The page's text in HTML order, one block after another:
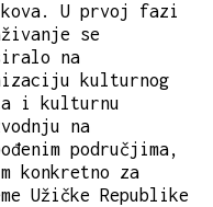
U prvoj fazi
se
na
kulturnog
i kulturnu
na
područjima,
konkretno za
Užičke Republike